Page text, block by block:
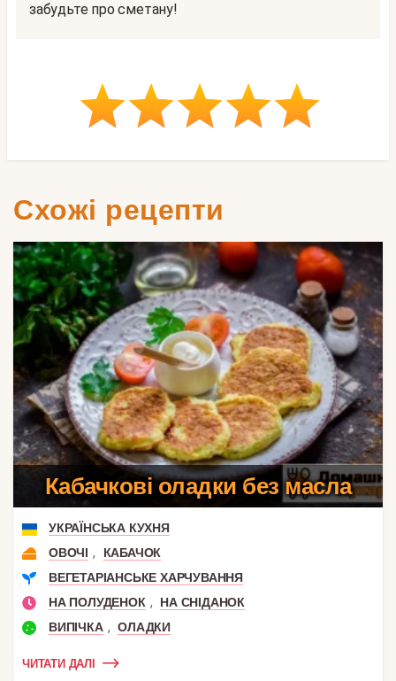
забудьте про сметану!
Схожі рецепти
Кабачкові оладки без масла
УКРАЇНСЬКА КУХНЯ
ОВОЧІ ,
КАБАЧОК
ВЕГЕТАРІАНСЬКЕ ХАРЧУВАННЯ
НА ПОЛУДЕНОК ,
НА СНІДАНОК
ВИПІЧКА , ОЛАДКИ
ЧИТАТИ ДАЛІ